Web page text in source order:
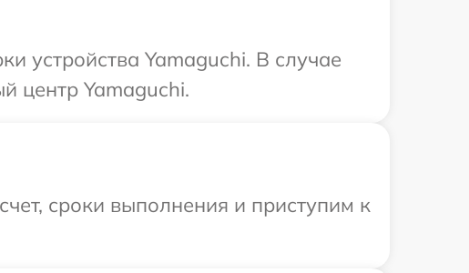
устройства Yamaguchi. В случае
центр Yamaguchi.
сроки выполнения и приступим к